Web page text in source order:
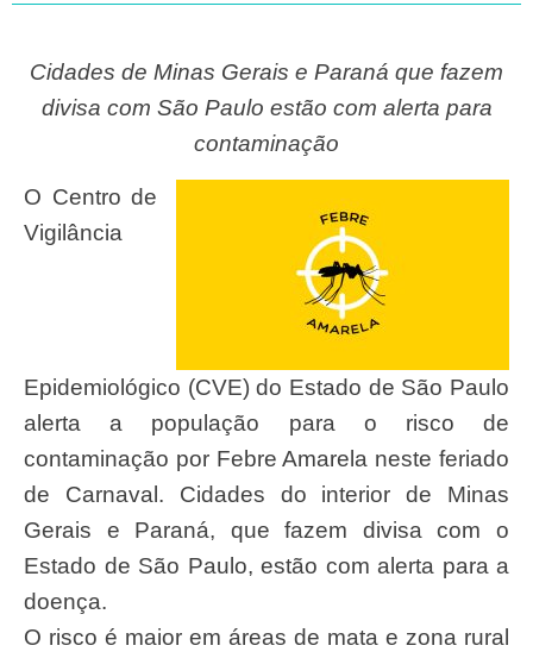
Cidades de Minas Gerais e Paraná que fazem
divisa com São Paulo estão com alerta para
contaminação
O Centro de
Vigilância
Epidemiológico (CVE) do Estado de São Paulo
alerta a população para o risco de
contaminação por Febre Amarela neste feriado
de Carnaval. Cidades do interior de Minas
Gerais e Paraná, que fazem divisa com o
Estado de São Paulo, estão com alerta para a
doença.
O risco é maior em áreas de mata e zona rural